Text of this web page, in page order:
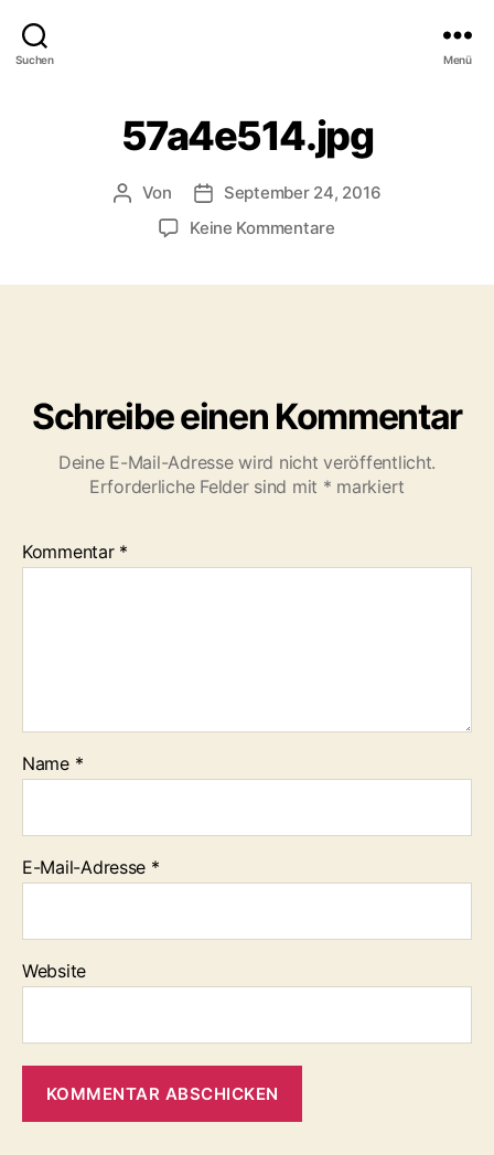
Suchen Menü
57a4e514.jpg
Beitragsautor
Von Veröffentlichungsdatum
September 24, 2016
Keine Kommentarezu
Schreibe einen Kommentar
Deine E-Mail-Adresse wird nicht veröffentlicht.
Erforderliche Felder sind mit * markiert
Kommentar *
Name *
E-Mail-Adresse *
Website